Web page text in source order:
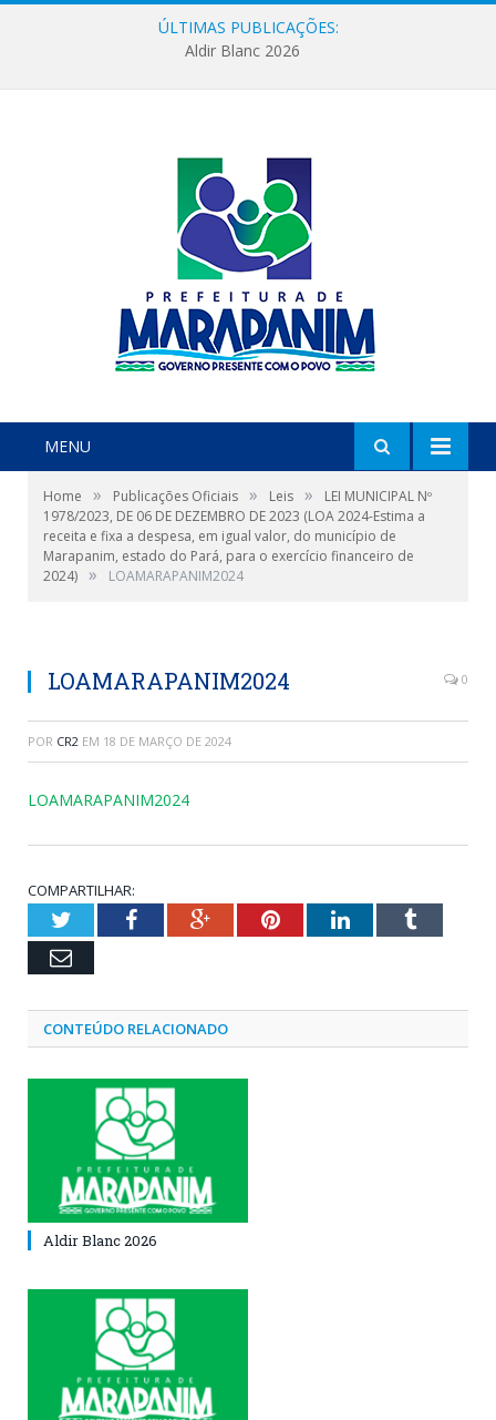
ÚLTIMAS PUBLICAÇÕES:
Aldir Blanc 2026
MENU
Home » Publicações Oficiais » Leis »
LEI MUNICIPAL Nº
1978/2023, DE 06 DE DEZEMBRO DE 2023 (LOA 2024-Estima a
receita e fixa a despesa, em igual valor, do município de
Marapanim, estado do Pará, para o exercício financeiro de
2024) » LOAMARAPANIM2024
LOAMARAPANIM2024 0
POR CR2 EM 18 DE MARÇO DE 2024
LOAMARAPANIM2024
COMPARTILHAR:
TwitterFacebookGoogle+PinterestLinkedInTumblr
Email
CONTEÚDO RELACIONADO
Aldir Blanc 2026